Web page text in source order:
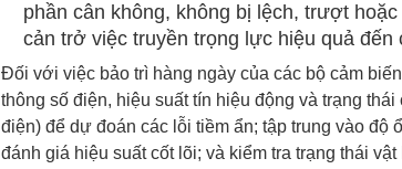
phần cân không, không bị lệch, trượt
cản trở việc truyền trọng lực hiệu quả
Đối với việc bảo trì hàng ngày của các bộ cảm
thông số điện, hiệu suất tín hiệu động và trạng
điện) để dự đoán các lỗi tiềm ẩn; tập trung vào độ
đánh giá hiệu suất cốt lõi; và kiểm tra trạng thái